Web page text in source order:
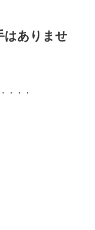
はありませ
・・・